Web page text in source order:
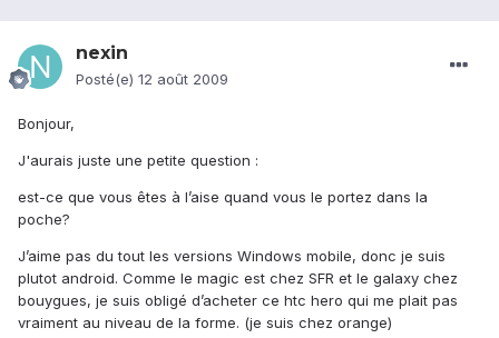
nexin
Posté(e) 12 août 2009
Bonjour,
J'aurais juste une petite question :
est-ce que vous êtes à l’aise quand vous le portez dans la
poche?
J’aime pas du tout les versions Windows mobile, donc je suis
plutot android. Comme le magic est chez SFR et le galaxy chez
bouygues, je suis obligé d’acheter ce htc hero qui me plait pas
vraiment au niveau de la forme. (je suis chez orange)